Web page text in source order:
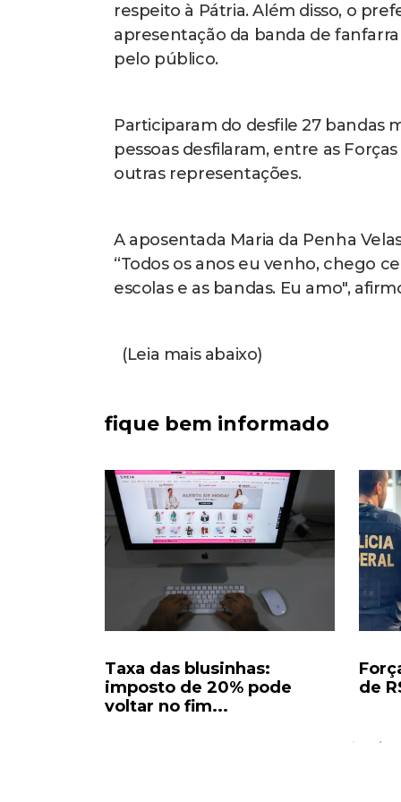
respeito à Pátria. Além disso, o
apresentação da banda de
pelo público.
Participaram do desfile 27 bandas
pessoas desfilaram, entre as
outras representações.
A aposentada Maria da Penha
“Todos os anos eu venho, chego
escolas e as bandas. Eu amo",
(Leia mais abaixo)
fique bem informado
Taxa das blusinhas:
imposto de 20% pode
voltar no fim...
de